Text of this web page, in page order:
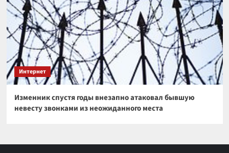
Интернет
Изменник спустя годы внезапно атаковал бывшую
невесту звонками из неожиданного места